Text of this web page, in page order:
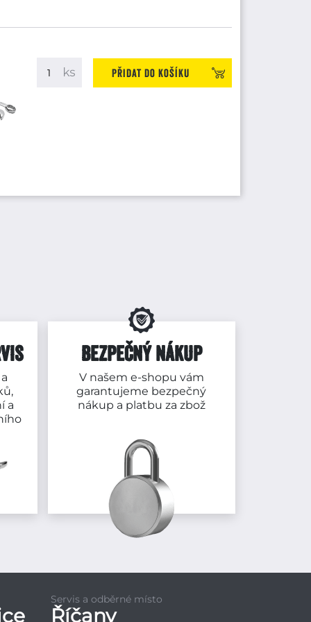
Přidat do košíku
a
BEZPEČNÝ NÁKUP
V našem e-shopu vám
garantujeme bezpečný
nákup a platbu za zbož
Servis a odběrné místo
Říčany